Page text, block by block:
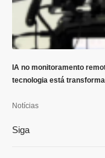
IA no monitoramento
tecnologia está
Notícias
Siga